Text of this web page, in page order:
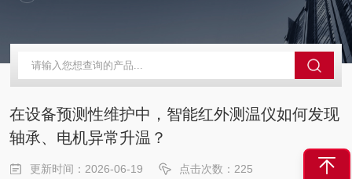
在设备预测性维护中，智能红外测温仪如何发现
轴承、电机异常升温？
更新时间：2026-06-19 点击次数：225